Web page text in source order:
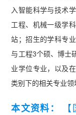
入智能科学与技术
工程、机械一级学
站；招生的学科专
与工程3个硕、博士
业学位专业，以及
类别下的相关专业领
本文资料：